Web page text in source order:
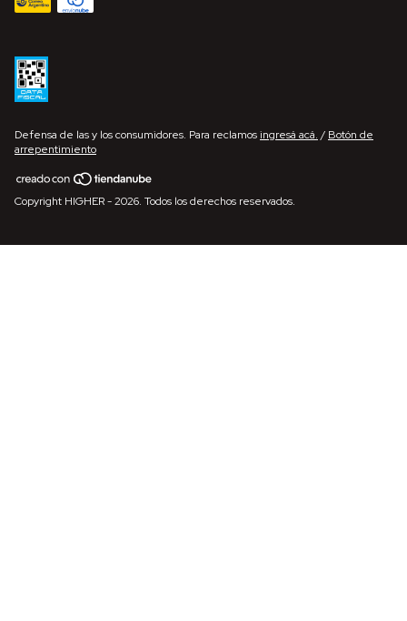
Defensa de las y los consumidores. Para reclamosingresá acá. / Botón de
arrepentimiento
Copyright HIGHER - 2026. Todos los derechos reservados.